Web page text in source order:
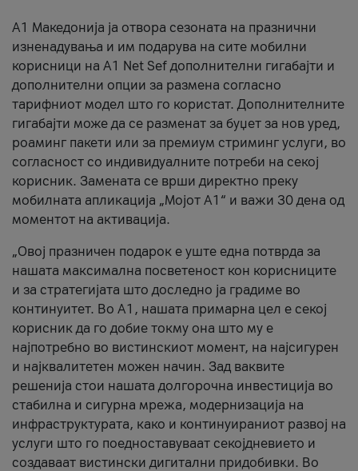
А1 Македонија ја отвора сезоната на празнични
изненадувања и им подарува на сите мобилни
корисници на A1 Net Sef дополнителни гигабајти и
дополнителни опции за размена согласно
тарифниот модел што го користат. Дополнителните
гигабајти може да се разменат за буџет за нов уред,
роаминг пакети или за премиум стриминг услуги, во
согласност со индивидуалните потреби на секој
корисник. Замената се врши директно преку
мобилната апликација „Мојот А1“ и важи 30 дена од
моментот на активација.
„Овој празничен подарок е уште една потврда за
нашата максимална посветеност кон корисниците
и за стратегијата што доследно ја градиме во
континуитет. Во А1, нашата примарна цел е секој
корисник да го добие токму она што му е
најпотребно во вистинскиот момент, на најсигурен
и најквалитетен можен начин. Зад ваквите
решенија стои нашата долгорочна инвестиција во
стабилна и сигурна мрежа, модернизација на
инфраструктурата, како и континуираниот развој на
услуги што го поедноставуваат секојдневието и
создаваат вистински дигитални придобивки. Во